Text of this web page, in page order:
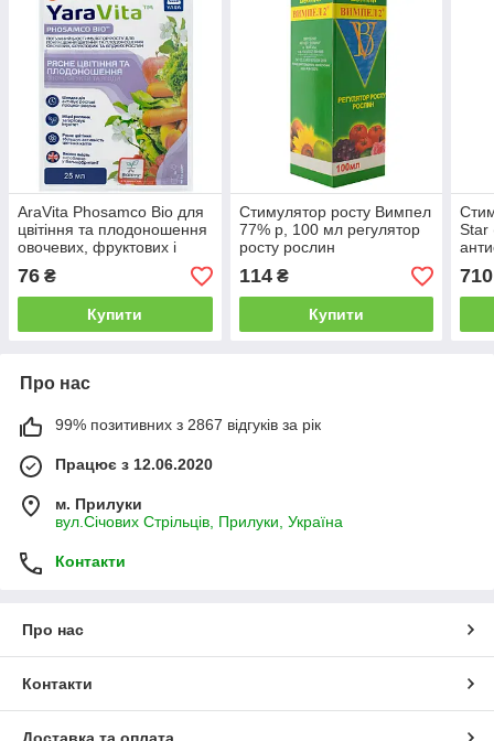
AraVita Phosamco Bio для
цвітіння та плодоношення
овочевих, фруктових і
ягідних рослин 25 мл
Біостимулятор росту
76 ₴
Купити
Стимулятор росту Вимпел
77% р, 100 мл регулятор
росту рослин
114₴
Купити
Star
710
Про нас
99% позитивних з 2867 відгуків за рік
Працює з 12.06.2020
м. Прилуки
вул.Січових Стрільців, Прилуки, Україна
Контакти
Про нас
Контакти